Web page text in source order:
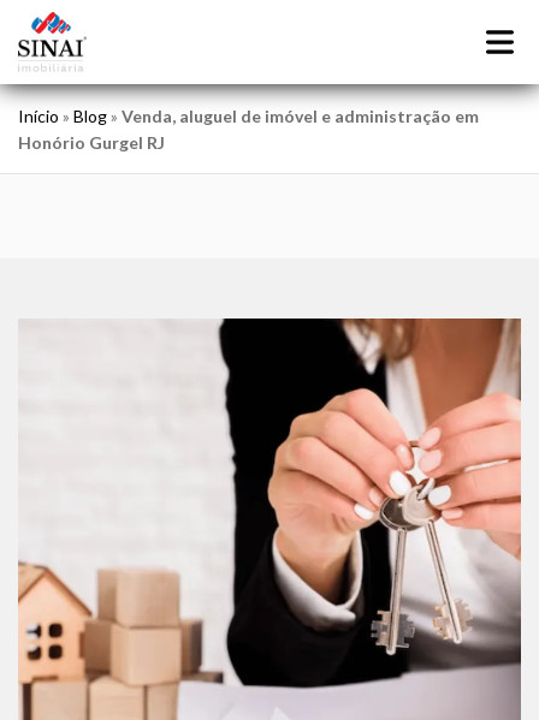
Início » Blog» Venda, aluguel de imóvel e administração em
Honório Gurgel RJ